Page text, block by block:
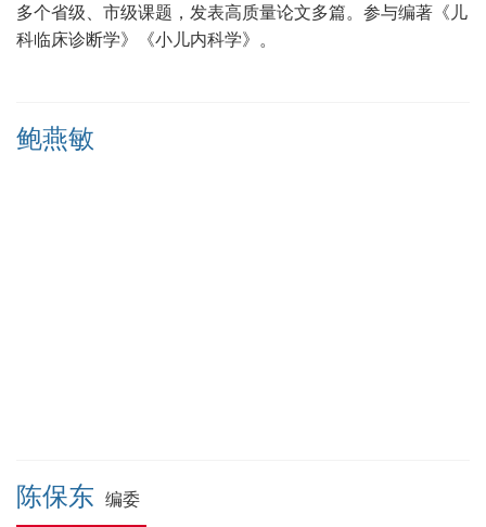
多个省级、市级课题，发表高质量论文多篇。 参与编著《儿
科临床诊断学》《小儿内科学》。
鲍燕敏
陈保东 编委